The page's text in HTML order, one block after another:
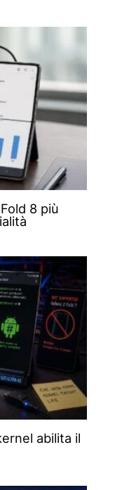
8 più
abilita il